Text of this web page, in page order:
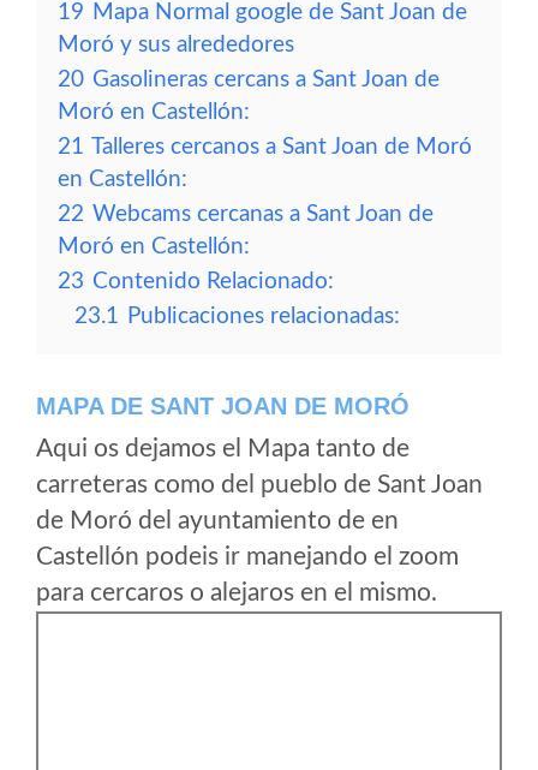
19 Mapa Normal google de Sant Joan de
Moró y sus alrededores
20 Gasolineras cercans a Sant Joan de
Moró en Castellón:
21 Talleres cercanos a Sant Joan de Moró
en Castellón:
22 Webcams cercanas a Sant Joan de
Moró en Castellón:
23 Contenido Relacionado:
23.1 Publicaciones relacionadas:
MAPA DE SANT JOAN DE MORÓ
Aqui os dejamos el Mapa tanto de
carreteras como del pueblo de Sant Joan
de Moró del ayuntamiento de en
Castellón podeis ir manejando el zoom
para cercaros o alejaros en el mismo.